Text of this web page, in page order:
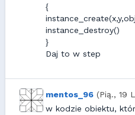
{
instance_destroy()
}
Daj to w step
mentos_96 (Pią., 19
w kodzie obiektu,